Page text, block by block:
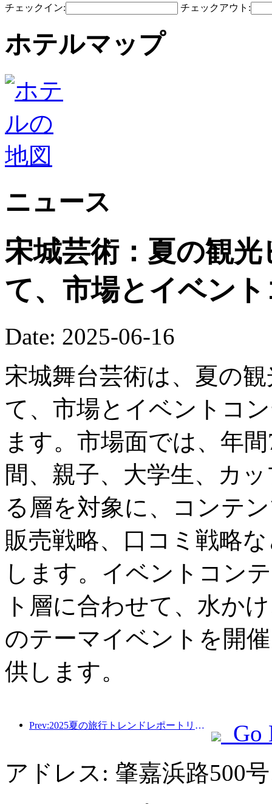
チェックイン: チェックアウト:
ホテルマップ
ニュース
宋城芸術：夏の観
て、市場とイベン
Date: 2025-06-16
宋城舞台芸術は、夏の
て、市場とイベントコ
ます。市場面では、年
間、親子、大学生、カ
る層を対象に、コンテ
販売戦略、口コミ戦略
します。イベントコン
ト層に合わせて、水か
のテーマイベントを開
供します。
Prev:2025夏の旅行トレンドレポートリリース：親子の顧客ベースは60％以上を占めています
Go
アドレス: 肇嘉浜路500